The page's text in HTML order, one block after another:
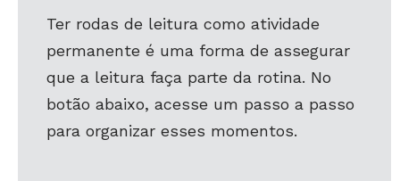
Ter rodas de leitura como atividade
permanente é uma forma de assegurar
que a leitura faça parte da rotina. No
botão abaixo, acesse um passo a passo
para organizar esses momentos.